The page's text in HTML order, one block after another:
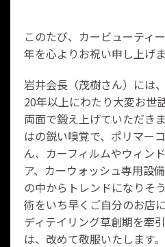
このたび、カービューティ
年を心よりお祝い申し上げま
岩井会長（茂樹さん）には
20年以上にわたり大変お世
両面で鍛え上げていただき
はの鋭い嗅覚で、ポリマー
ん、カーフィルムやウィン
ア、カーウォッシュ専用設
の中からトレンドになりそ
術をいち早くご自分のお店
ディテイリング草創期を牽
は、改めて敬服いたします。